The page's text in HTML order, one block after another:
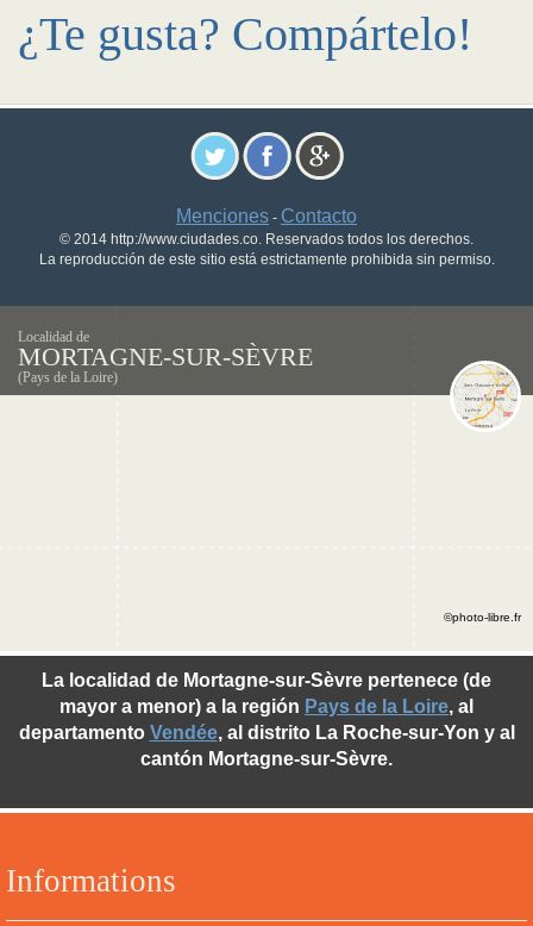
¿Te gusta? Compártelo!
Menciones - Contacto
© 2014 http://www.ciudades.co. Reservados todos los derechos.
La reproducción de este sitio está estrictamente prohibida sin permiso.
Localidad de
MORTAGNE-SUR-SÈVRE
(Pays de la Loire)
Informations
La localidad de Mortagne-sur-Sèvre pertenece (de
mayor a menor) a la región Pays de la Loire, al
departamento Vendée, al distrito La Roche-sur-Yon y al
cantón Mortagne-sur-Sèvre.
©photo-libre.fr